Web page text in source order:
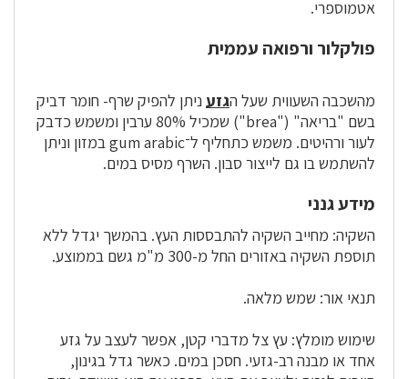
אטמוספרי.
פולקלור ורפואה עממית
מהשכבה השעווית שעל הגזע ניתן להפיק שרף- חומר דביק
בשם "בריאה" ("brea") שמכיל 80% ערבין ומשמש כדבק
לעור ורהיטים. משמש כתחליף ל־gum arabic במזון וניתן
להשתמש בו גם לייצור סבון. השרף מסיס במים.
מידע גנני
השקיה: מחייב השקיה להתבססות העץ. בהמשך יגדל ללא
תוספת השקיה באזורים החל מ-300 מ"מ גשם בממוצע.
תנאי אור: שמש מלאה.
שימוש מומלץ: עץ צל מדברי קטן, אפשר לעצב על גזע
אחד או מבנה רב-גזעי. חסכן במים. כאשר גדל בגינון,